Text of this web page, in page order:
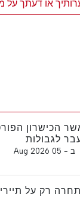
או דעתך על
הכישרון
לגבולות
ב - 05 Aug 2026
רק על